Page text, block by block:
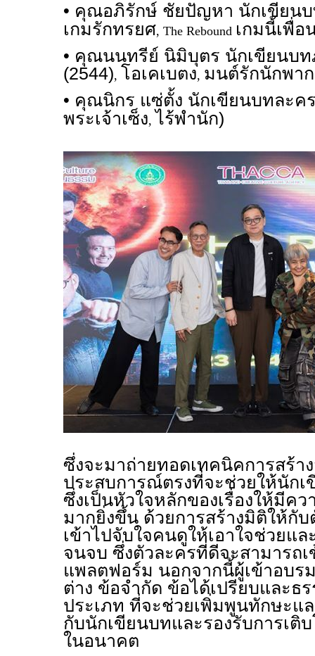
• คุณอภิรักษ์ ชัยปัญหา นักเขียน
เกมรักทรยศ, The Rebound เกมนี้เพื่อ
• คุณนนทรีย์ นิมิบุตร นักเขียนบ
(2544), โอเคเบตง, มนต์รักนักพา
• คุณนิกร แซ่ตั้ง นักเขียนบทละค
พระเจ้าเซ็ง, ไร้พำนัก)
ซึ่งจะมาถ่ายทอดเทคนิคการสร้า
ประสบการณ์ตรงที่จะช่วยให้นัก
ซึ่งเป็นหัวใจหลักของเรื่องให้มีค
มากยิ่งขึ้น ด้วยการสร้างมิติให้กั
เข้าไปจับใจคนดูให้เอาใจช่วยแ
จนจบ ซึ่งตัวละครที่ดีจะสามารถ
แพลตฟอร์ม นอกจากนี้ผู้เข้าอบร
ต่าง ข้อจำกัด ข้อได้เปรียบและธ
ประเภท ที่จะช่วยเพิ่มพูนทักษะแ
กับนักเขียนบทและรองรับการเติ
ในอนาคต